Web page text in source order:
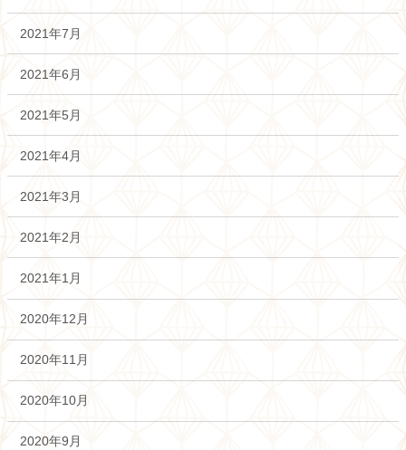
2021年7月
2021年6月
2021年5月
2021年4月
2021年3月
2021年2月
2021年1月
2020年12月
2020年11月
2020年10月
2020年9月